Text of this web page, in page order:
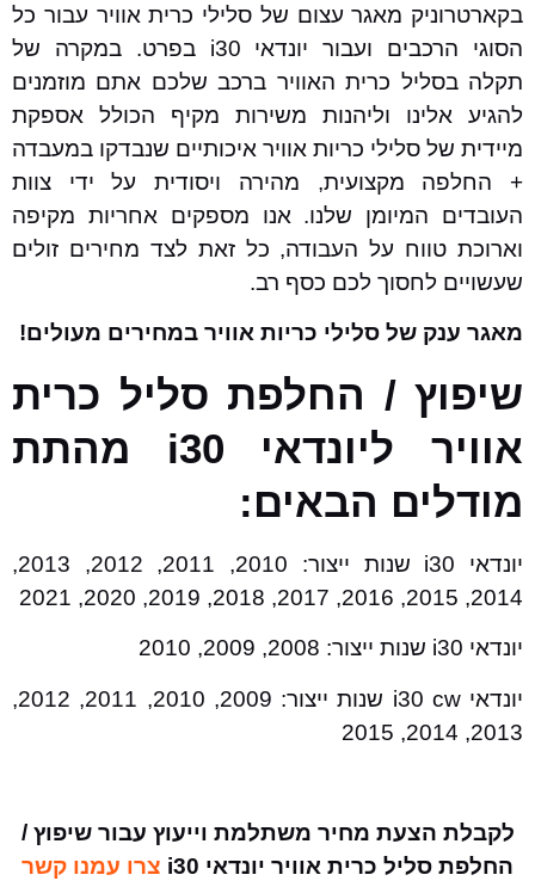
בקארטרוניק מאגר עצום של סלילי כרית אוויר עבור כל
הסוגי הרכבים ועבור יונדאי i30 בפרט. במקרה של
תקלה בסליל כרית האוויר ברכב שלכם אתם מוזמנים
להגיע אלינו וליהנות משירות מקיף הכולל אספקת
מיידית של סלילי כריות אוויר איכותיים שנבדקו במעבדה
+ החלפה מקצועית, מהירה ויסודית על ידי צוות
העובדים המיומן שלנו. אנו מספקים אחריות מקיפה
וארוכת טווח על העבודה, כל זאת לצד מחירים זולים
שעשויים לחסוך לכם כסף רב.
מאגר ענק של סלילי כריות אוויר במחירים מעולים!
שיפוץ / החלפת סליל כרית
אוויר ליונדאי i30 מהתת
מודלים הבאים:
יונדאי i30 שנות ייצור: 2010, 2011, 2012, 2013,
2014, 2015, 2016, 2017, 2018, 2019, 2020, 2021
יונדאי i30 שנות ייצור: 2008, 2009, 2010
יונדאי i30 cw שנות ייצור: 2009, 2010, 2011, 2012,
2013, 2014, 2015
לקבלת הצעת מחיר משתלמת וייעוץ עבור שיפוץ /
החלפת סליל כרית אוויר יונדאי i30
צרו עמנו קשר